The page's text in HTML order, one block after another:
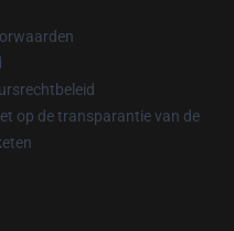
op de transparantie van de